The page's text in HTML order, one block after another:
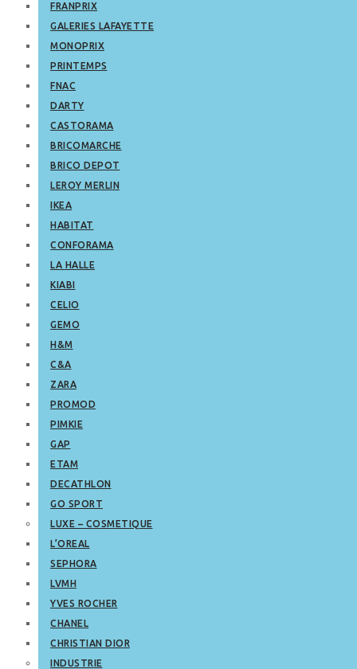
FRANPRIX
GALERIES LAFAYETTE
MONOPRIX
PRINTEMPS
FNAC
DARTY
CASTORAMA
BRICOMARCHE
BRICO DEPOT
LEROY MERLIN
IKEA
HABITAT
CONFORAMA
LA HALLE
KIABI
CELIO
GEMO
H&M
C&A
ZARA
PROMOD
PIMKIE
GAP
ETAM
DECATHLON
GO SPORT
LUXE – COSMETIQUE
L’OREAL
SEPHORA
LVMH
YVES ROCHER
CHANEL
CHRISTIAN DIOR
INDUSTRIE